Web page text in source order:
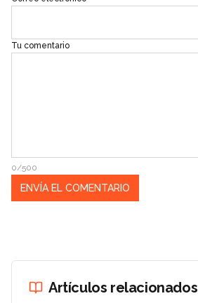
Tu comentario
0/500
Artículos relacionados